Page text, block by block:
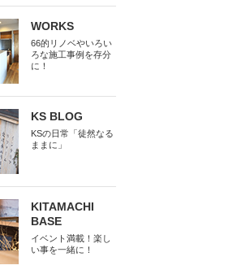
WORKS
66的リノベやいろい
ろな施工事例を存分
に！
KS BLOG
KSの日常「徒然なる
ままに」
KITAMACHI
BASE
イベント満載！楽し
い事を一緒に！